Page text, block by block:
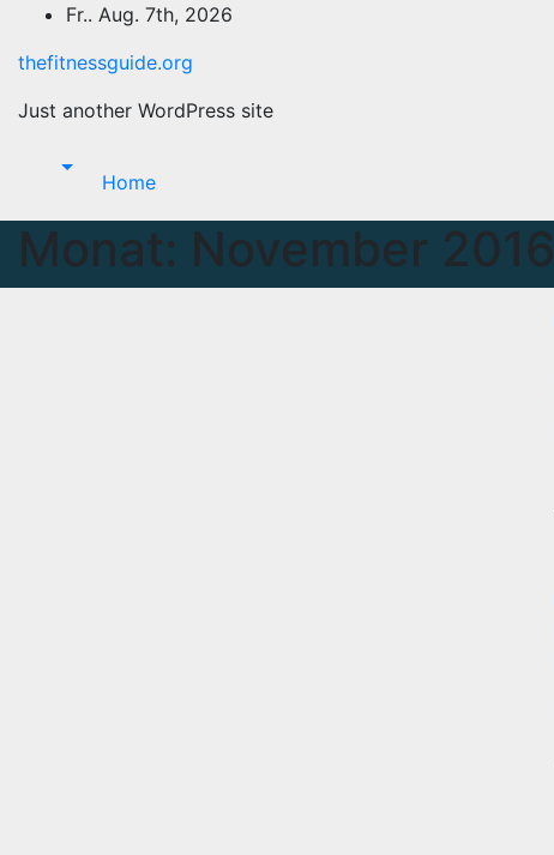
springen
Fr.. Aug. 7th, 2026
thefitnessguide.org
Just another WordPress site
Home
Monat: November 2016